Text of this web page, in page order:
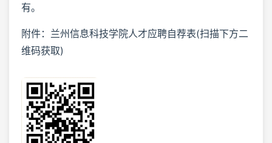
有。
附件：兰州信息科技学院人才应聘自荐表(扫描下方二
维码获取)